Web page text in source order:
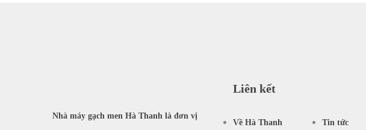
Nhà máy gạch men Hà Thanh là đơn vị
Liên kết
Về Hà Thanh Tin tức